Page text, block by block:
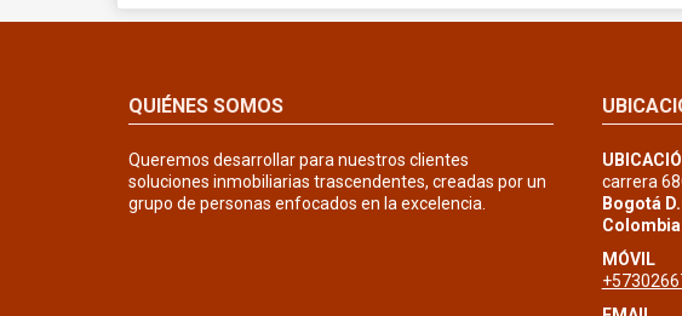
QUIÉNES SOMOS
Queremos desarrollar para nuestros clientes
soluciones inmobiliarias trascendentes, creadas por un
grupo de personas enfocados en la excelencia.
carrera
Bogotá
Colombia
MÓVIL